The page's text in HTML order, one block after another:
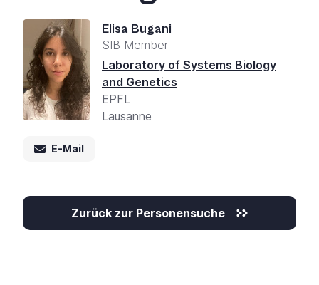
Elisa Bugani
SIB Member
Laboratory of Systems Biology
and Genetics
EPFL
Lausanne
E-Mail
Zurück zur Personensuche